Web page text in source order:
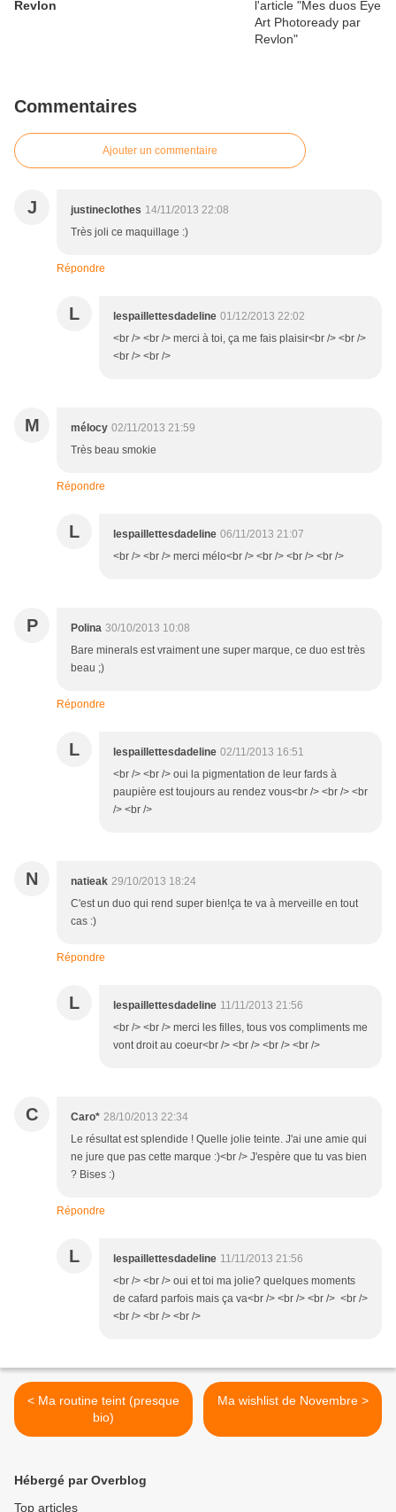
Revlon
Commentaires
Ajouter un commentaire
J justineclothes 14/11/2013 22:08
Très joli ce maquillage :)
Répondre
L lespaillettesdadeline 01/12/2013 22:02
<br /> <br /> merci à toi, ça me fais plaisir<br /> <br />
<br /> <br />
M mélocy 02/11/2013 21:59
Très beau smokie
Répondre
L lespaillettesdadeline 06/11/2013 21:07
<br /> <br /> merci mélo<br /> <br /> <br /> <br />
P Polina 30/10/2013 10:08
Bare minerals est vraiment une super marque, ce duo est très
beau ;)
Répondre
L lespaillettesdadeline 02/11/2013 16:51
<br /> <br /> oui la pigmentation de leur fards à
paupière est toujours au rendez vous<br /> <br /> <br
/> <br />
N natieak 29/10/2013 18:24
C'est un duo qui rend super bien!ça te va à merveille en tout
cas :)
Répondre
L lespaillettesdadeline 11/11/2013 21:56
<br /> <br /> merci les filles, tous vos compliments me
vont droit au coeur<br /> <br /> <br /> <br />
C Caro* 28/10/2013 22:34
Le résultat est splendide ! Quelle jolie teinte. J'ai une amie qui
ne jure que pas cette marque :)<br /> J'espère que tu vas bien
? Bises :)
Répondre
L lespaillettesdadeline 11/11/2013 21:56
<br /> <br /> oui et toi ma jolie? quelques moments
de cafard parfois mais ça va<br /> <br /> <br /> <br />
<br /> <br /> <br />
< Ma routine teint (presque
bio)
Ma wishlist de Novembre >
Hébergé par Overblog
Top articles